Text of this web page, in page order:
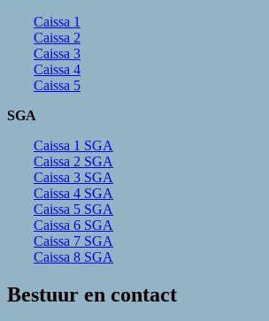
Caissa 1
Caissa 2
Caissa 3
Caissa 4
Caissa 5
SGA
Caissa 1 SGA
Caissa 2 SGA
Caissa 3 SGA
Caissa 4 SGA
Caissa 5 SGA
Caissa 6 SGA
Caissa 7 SGA
Caissa 8 SGA
Bestuur en contact